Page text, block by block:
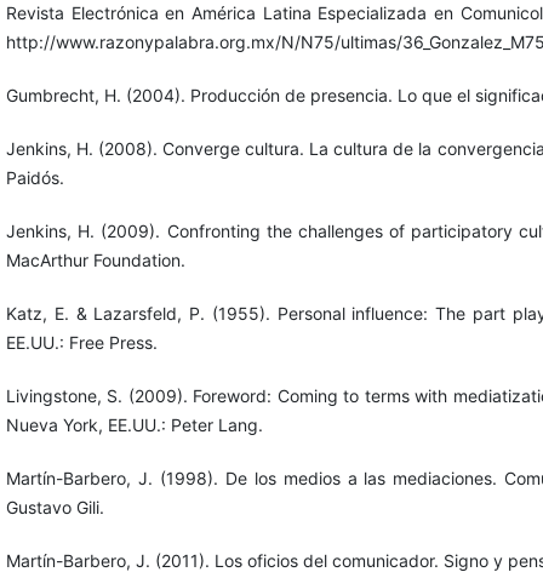
Revista Electrónica en América Latina Especializada en
http://www.razonypalabra.org.mx/N/N75/ultimas/
Gumbrecht, H. (2004). Producción de presencia. Lo que el
Jenkins, H. (2008). Converge cultura. La cultura de la
Paidós.
Jenkins, H. (2009). Confronting the challenges of participatory
MacArthur Foundation.
Katz, E. & Lazarsfeld, P. (1955). Personal influence: The part
EE.UU.: Free Press.
Livingstone, S. (2009). Foreword: Coming to terms with
Nueva York, EE.UU.: Peter Lang.
Martín-Barbero, J. (1998). De los medios a las mediaciones.
Gustavo Gili.
Martín-Barbero, J. (2011). Los oficios del comunicador. Signo y